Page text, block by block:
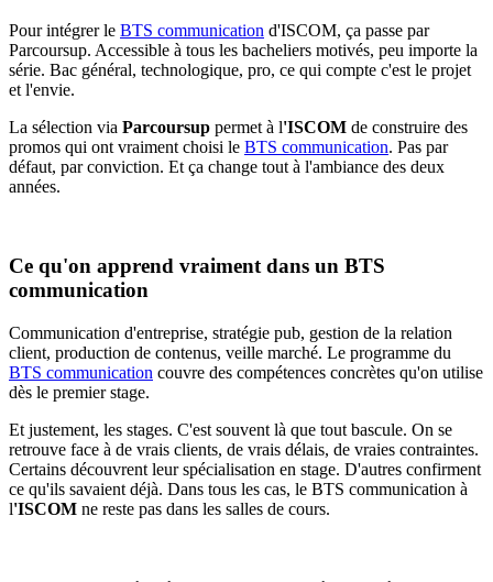
Pour intégrer le BTS communication d'ISCOM, ça passe par
Parcoursup. Accessible à tous les bacheliers motivés, peu importe la
série. Bac général, technologique, pro, ce qui compte c'est le projet
et l'envie.
La sélection via Parcoursup permet à l'ISCOM de construire des
promos qui ont vraiment choisi le BTS communication. Pas par
défaut, par conviction. Et ça change tout à l'ambiance des deux
années.
Ce qu'on apprend vraiment dans un BTS
communication
Communication d'entreprise, stratégie pub, gestion de la relation
client, production de contenus, veille marché. Le programme du
BTS communication couvre des compétences concrètes qu'on utilise
dès le premier stage.
Et justement, les stages. C'est souvent là que tout bascule. On se
retrouve face à de vrais clients, de vrais délais, de vraies contraintes.
Certains découvrent leur spécialisation en stage. D'autres confirment
ce qu'ils savaient déjà. Dans tous les cas, le BTS communication à
l'ISCOM ne reste pas dans les salles de cours.